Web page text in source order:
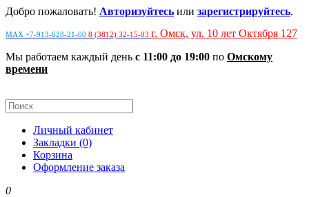
Добро пожаловать! Авторизуйтесь или зарегистрируйтесь.
MAX +7-913-628-21-00 8 (3812) 32-15-03 г. Омск, ул. 10 лет Октября 127
Мы работаем каждый день с 11:00 до 19:00 по Омскому
времени
Личный кабинет
Закладки (0)
Корзина
Оформление заказа
0